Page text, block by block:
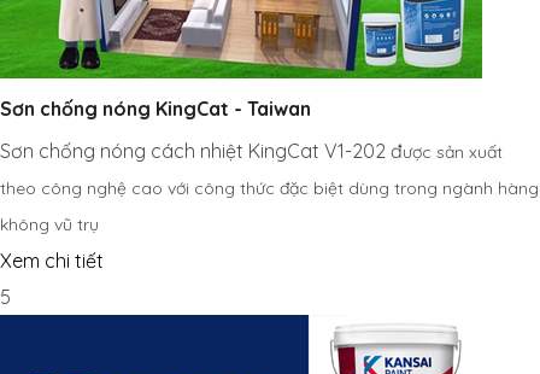
Sơn chống nóng KingCat - Taiwan
Sơn chống nóng cách nhiệt KingCat V1-202 được sản xuất
theo công nghệ cao với công thức đặc biệt dùng trong ngành hàng
không vũ trụ
Xem chi tiết
5